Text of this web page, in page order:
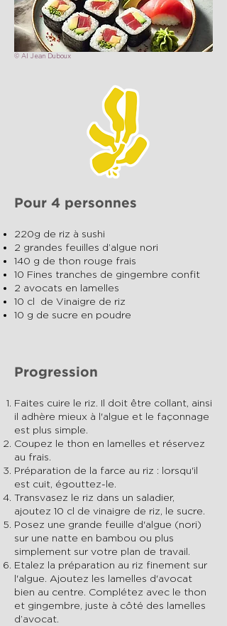
© AI Jean Duboux
Pour 4 personnes
220g de riz à sushi
2 grandes feuilles d’algue nori
140 g de thon rouge frais
10 Fines tranches de gingembre confit
2 avocats en lamelles
10 cl de Vinaigre de riz
10 g de sucre en poudre
Progression
Faites cuire le riz. Il doit être collant, ainsi
il adhère mieux à l'algue et le façonnage
est plus simple.
Coupez le thon en lamelles et réservez
au frais.
Préparation de la farce au riz : lorsqu'il
est cuit, égouttez-le.
Transvasez le riz dans un saladier,
ajoutez 10 cl de vinaigre de riz, le sucre.
Posez une grande feuille d'algue (nori)
sur une natte en bambou ou plus
simplement sur votre plan de travail.
Etalez la préparation au riz finement sur
l'algue. Ajoutez les lamelles d'avocat
bien au centre. Complétez avec le thon
et gingembre, juste à côté des lamelles
d’avocat.